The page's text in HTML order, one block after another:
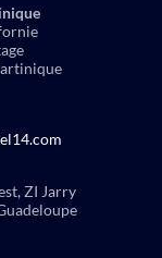
ZI Jarry